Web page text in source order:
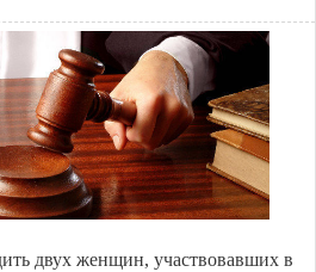
двух женщин, участвовавших в